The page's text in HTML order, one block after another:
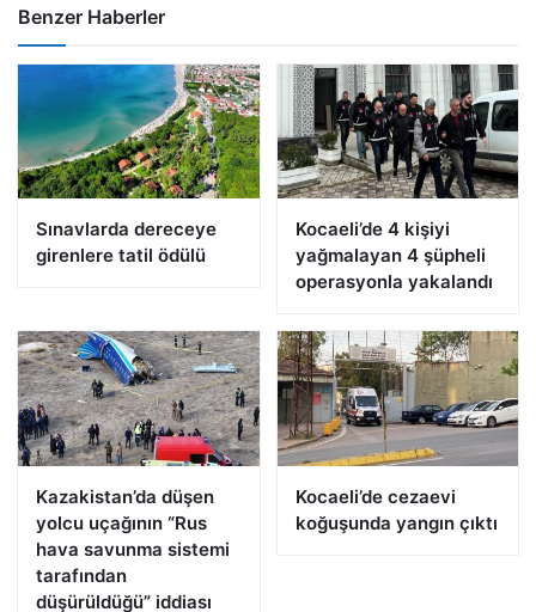
Benzer Haberler
Sınavlarda dereceye
girenlere tatil ödülü
Kocaeli’de 4 kişiyi
yağmalayan 4 şüpheli
operasyonla yakalandı
Kazakistan’da düşen
yolcu uçağının “Rus
hava savunma sistemi
tarafından
düşürüldüğü” iddiası
Kocaeli’de cezaevi
koğuşunda yangın çıktı